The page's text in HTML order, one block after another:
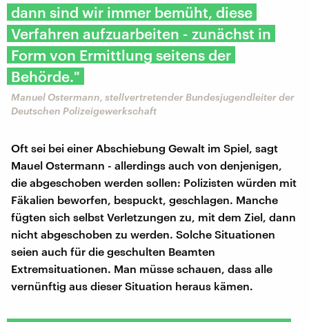
dann sind wir immer bemüht, diese
Verfahren aufzuarbeiten - zunächst in
Form von Ermittlung seitens der
Behörde."
Manuel Ostermann, stellvertretender Bundesjugendleiter der
Deutschen Polizeigewerkschaft
Oft sei bei einer Abschiebung Gewalt im Spiel, sagt
Mauel Ostermann - allerdings auch von denjenigen,
die abgeschoben werden sollen: Polizisten würden mit
Fäkalien beworfen, bespuckt, geschlagen. Manche
fügten sich selbst Verletzungen zu, mit dem Ziel, dann
nicht abgeschoben zu werden. Solche Situationen
seien auch für die geschulten Beamten
Extremsituationen. Man müsse schauen, dass alle
vernünftig aus dieser Situation heraus kämen.